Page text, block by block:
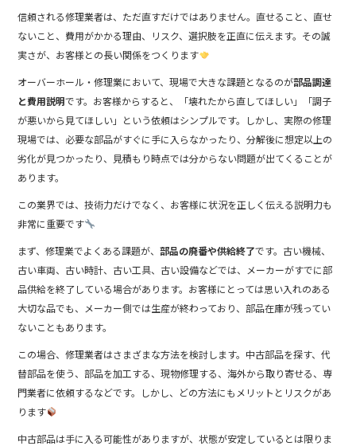
信頼される修理業者は、ただ直すだけではありません。直せること、直せ
ないこと、費用がかかる理由、リスク、選択肢を正直に伝えます。その誠
実さが、お客様との長い関係をつくります
オーバーホール・修理業において、現場で大きな課題となるのが部品調達
と費用説明です。お客様からすると、「壊れたから直してほしい」「調子
が悪いから見てほしい」という依頼はシンプルです。しかし、実際の修理
現場では、必要な部品がすぐに手に入らなかったり、分解後に想定以上の
劣化が見つかったり、見積もり時点では分からない問題が出てくることが
あります。
この業界では、技術力だけでなく、お客様に状況を正しく伝える説明力も
非常に重要です
まず、修理業でよくある課題が、部品の廃番や供給終了です。古い機械、
古い車両、古い時計、古い工具、古い設備などでは、メーカーがすでに部
品供給を終了している場合があります。お客様にとっては思い入れのある
大切な品でも、メーカー側では生産が終わっており、部品在庫が残ってい
ないこともあります。
この場合、修理業者はさまざまな方法を検討します。中古部品を探す、代
替部品を使う、部品を加工する、現物修理する、海外から取り寄せる、専
門業者に依頼するなどです。しかし、どの方法にもメリットとリスクがあ
ります
中古部品は手に入る可能性がありますが、状態が安定しているとは限りま